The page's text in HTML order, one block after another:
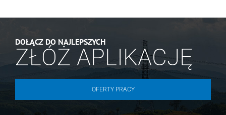
DOŁĄCZ DO NAJLEPSZYCH
ZŁÓŻ APLIKACJĘ
OFERTY PRACY